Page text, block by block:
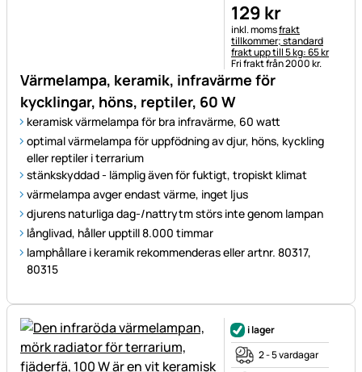
Värmelampa, keramik, infravärme för
kycklingar, höns, reptiler, 60 W
keramisk värmelampa för bra infravärme, 60 watt
optimal värmelampa för uppfödning av djur, höns, kyckling
eller reptiler i terrarium
stänkskyddad - lämplig även för fuktigt, tropiskt klimat
värmelampa avger endast värme, inget ljus
djurens naturliga dag-/nattrytm störs inte genom lampan
långlivad, håller upptill 8.000 timmar
lamphållare i keramik rekommenderas eller artnr. 80317,
80315
129 kr
Skatteinformation:
inkl. momsfrakt
tillkommer; standard
frakt upp till 5 kg: 65 kr
Fri frakt från 2000 kr.
i lager
2 - 5 vardagar